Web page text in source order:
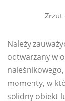
Zrzut
Należy
odtwarzany w
momenty, w
solidny obiekt